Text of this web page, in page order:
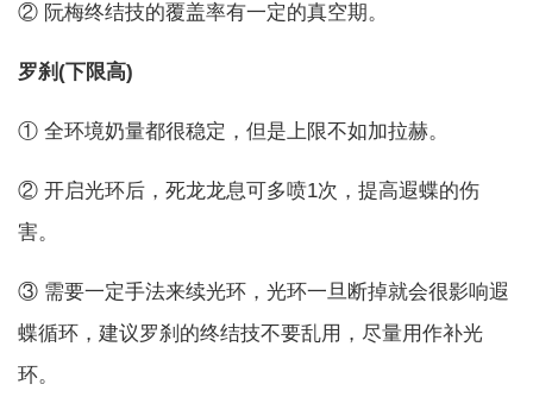
② 阮梅终结技的覆盖率有一定的真空期。
罗刹(下限高)
① 全环境奶量都很稳定，但是上限不如加拉赫。
② 开启光环后，死龙龙息可多喷1次，提高遐蝶的伤
害。
③ 需要一定手法来续光环，光环一旦断掉就会很影响遐
蝶循环，建议罗刹的终结技不要乱用，尽量用作补光
环。